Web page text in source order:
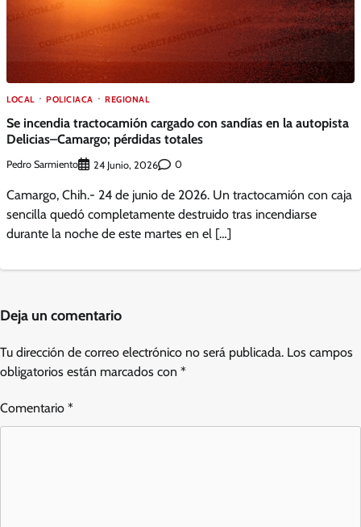
LOCAL POLICIACA REGIONAL
Se incendia tractocamión cargado con sandías en la autopista
Delicias–Camargo; pérdidas totales
Pedro Sarmiento 24 Junio, 2026 0
Camargo, Chih.- 24 de junio de 2026. Un tractocamión con caja
sencilla quedó completamente destruido tras incendiarse
durante la noche de este martes en el […]
Deja un comentario
Tu dirección de correo electrónico no será publicada. Los campos
obligatorios están marcados con *
Comentario *